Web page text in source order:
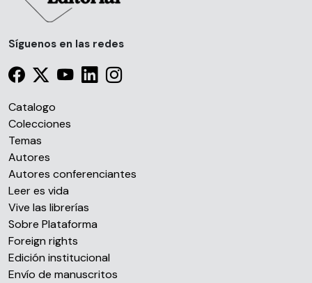
Síguenos en las redes
Catalogo
Colecciones
Temas
Autores
Autores conferenciantes
Leer es vida
Vive las librerías
Sobre Plataforma
Foreign rights
Edición institucional
Envío de manuscritos